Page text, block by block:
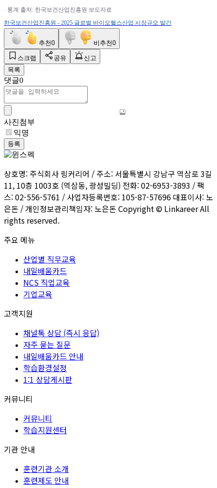
· 통계 출처 : 한국보건산업진흥원 보도자료
한국보건산업진흥원 - 2025 글로벌 바이오헬스산업 시장규모 발간
추천0 비추천0
스크랩 공유
신고
목록
댓글0
사진첨부
익명
등록
상호명: 주식회사 링커리어 / 주소: 서울특별시 강남구 역삼로 3길
11, 10층 1003호 (역삼동, 광성빌딩) 전화: 02-6953-3893 / 팩
스: 02-556-5761 / 사업자등록번호: 105-87-57696 대표이사: 노
은돈 / 개인정보관리책임자: 노은돈 Copyright © Linkareer All
rights reserved.
주요 메뉴
산업별 직무교육
내일배움카드
NCS 직업교육
기업교육
고객지원
채널톡 상담 (즉시 응답)
자주 묻는 질문
내일배움카드 안내
학습환경설정
1:1 상담게시판
커뮤니티
커뮤니티
학습지원센터
기관 안내
훈련기관 소개
훈련제도 안내